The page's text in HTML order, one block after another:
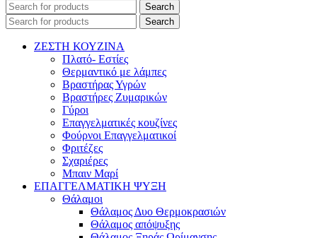
Search
Search
ΖΕΣΤΗ ΚΟΥΖΙΝΑ
Πλατό- Εστίες
Θερμαντικό με λάμπες
Βραστήρας Υγρών
Βραστήρες Ζυμαρικών
Γύροι
Επαγγελματικές κουζίνες
Φούρνοι Επαγγελματικοί
Φριτέζες
Σχαριέρες
Μπαιν Μαρί
ΕΠΑΓΓΕΛΜΑΤΙΚΗ ΨΥΞΗ
Θάλαμοι
Θάλαμος Δυο Θερμοκρασιών
Θάλαμος απόψυξης